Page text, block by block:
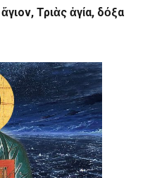
Τριὰς ἁγία, δόξα